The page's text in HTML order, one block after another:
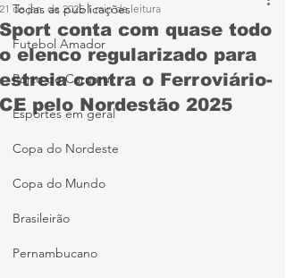
Todas as publicações
Futebol Amador
Porto de Caruaru
Esportes em geral
Copa do Nordeste
Copa do Mundo
Brasileirão
Pernambucano
Sport conta com quase todo
o elenco regularizado para
estreia contra o Ferroviário-
CE pelo Nordestão 2025
21 de jan. de 2025 1 min de leitura